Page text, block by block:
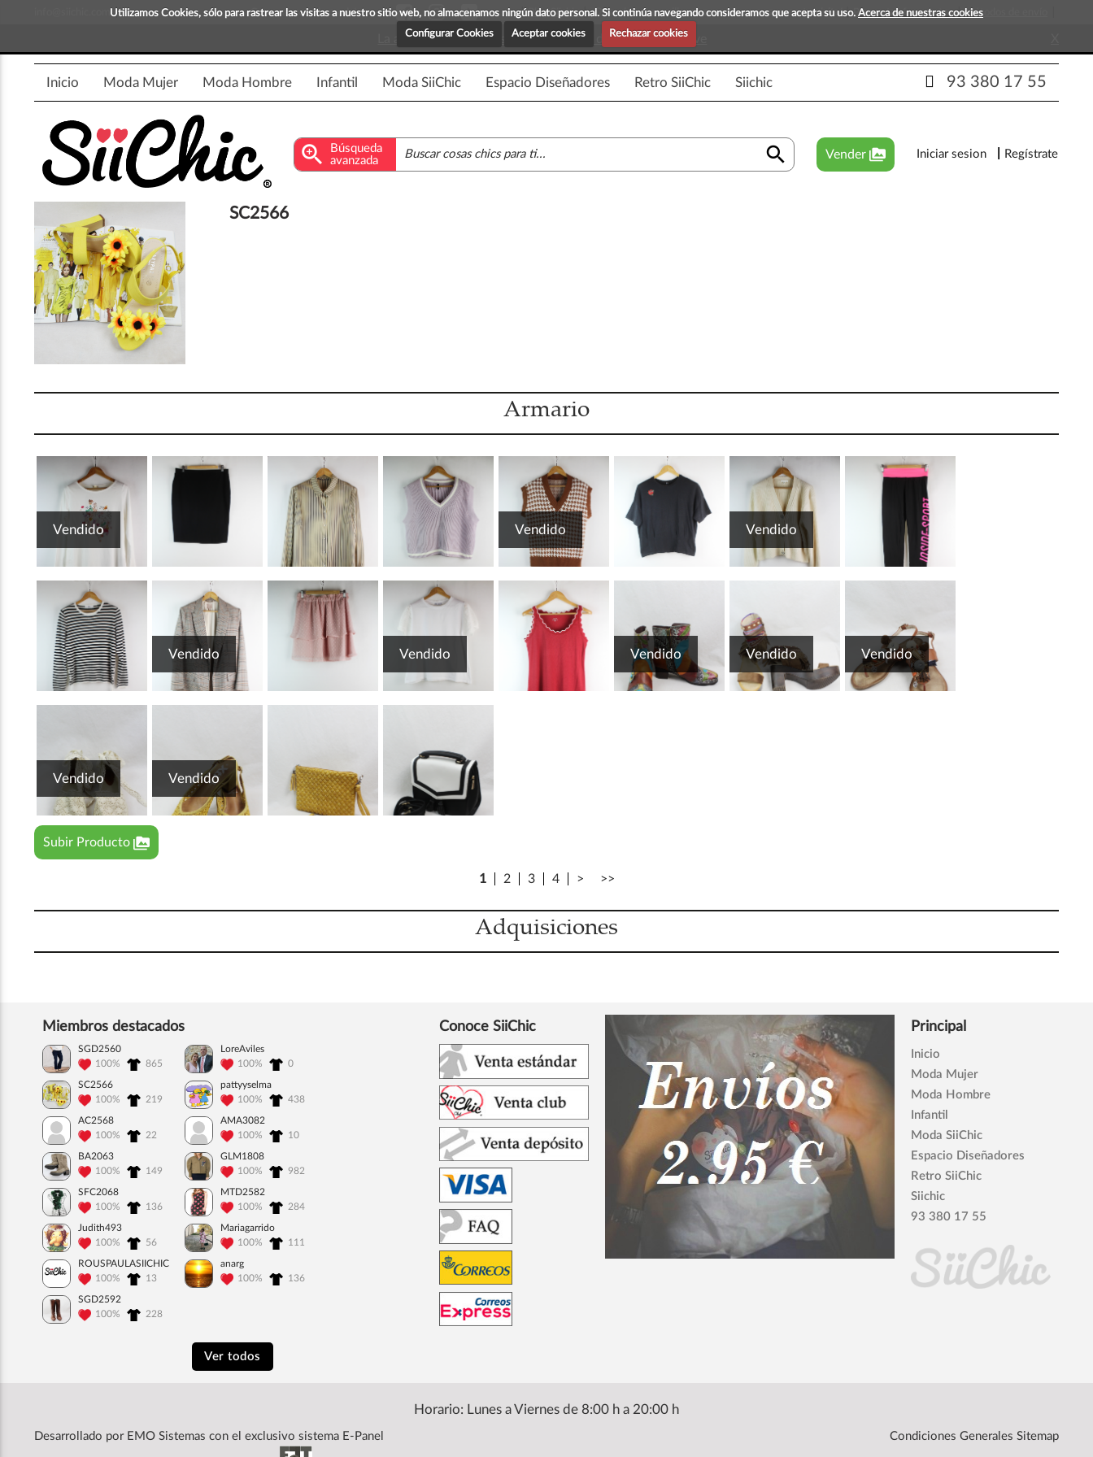
Utilizamos Cookies, sólo para rastrear las visitas a nuestro sitio web, no almacenamos ningún dato personal. Si continúa navegando consideramos que acepta su uso. Acerca de nuestras cookies
Configurar Cookies
Aceptar cookies Rechazar cookies
¡Compra y vende moda! Blog Siichic ¡Descubre maravillosas prendas que esperan tu visita! Preguntas frecuentes Métodos de envío
La app para android esta en fase beta, disponible en breve
Inicio Moda Mujer Moda Hombre Infantil Moda SiiChic Espacio Diseñadores Retro SiiChic Siichic 93 380 17 55
zoom_in
Búsqueda
avanzada
search Vender perm_media Iniciar sesion Regístrate
SC2566
Armario
Vendido Vendido Vendido
Vendido Vendido Vendido Vendido Vendido
Vendido Vendido
Subir Producto perm_media
1 2 3 4 > >>
Adquisiciones
Miembros destacados
SGD2560
100%
865
LoreAviles
100%
0
SC2566
100%
219
pattyyselma
100%
438
AC2568
100%
22
AMA3082
100%
10
BA2063
100%
149
GLM1808
100%
982
SFC2068
100%
136
MTD2582
100%
284
Judith493
100%
56
Mariagarrido
100%
111
ROUSPAULASIICHIC
100%
13
anarg
100%
136
SGD2592
100%
228
Ver todos
Conoce SiiChic Principal
Inicio
Moda Mujer
Moda Hombre
Infantil
Moda SiiChic
Espacio Diseñadores
Retro SiiChic
Siichic
93 380 17 55
Horario: Lunes a Viernes de 8:00 h a 20:00 h
Condiciones Generales Sitemap
Desarrollado por EMO Sistemas con el exclusivo sistema E-Panel